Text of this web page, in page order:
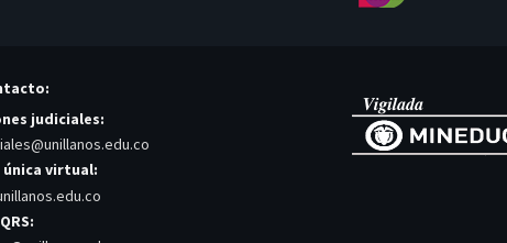
judiciales:
virtual: